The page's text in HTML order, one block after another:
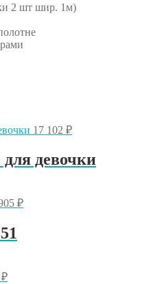
2 шт шир. 1м)
17 102 ₽
девочки
₽
₽